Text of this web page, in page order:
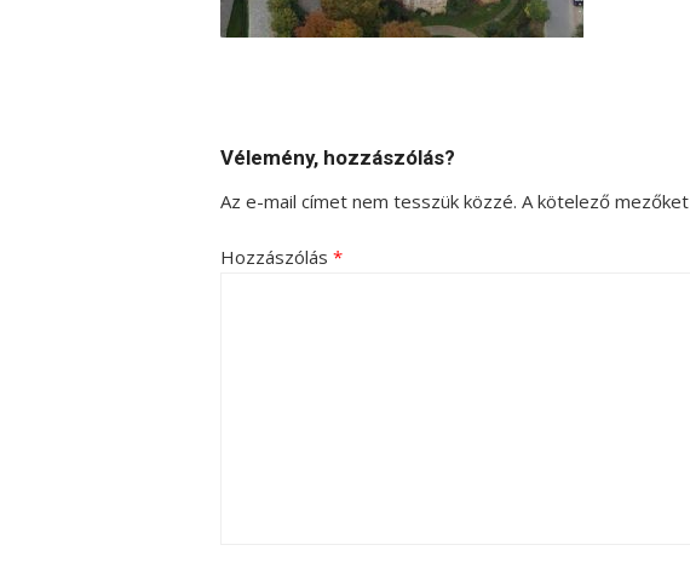
Vélemény, hozzászólás?
Az e-mail címet nem tesszük közzé. A kötelező mezőket
Hozzászólás *